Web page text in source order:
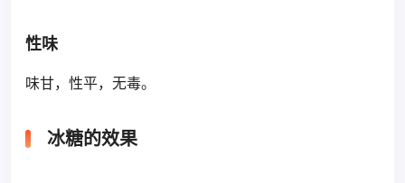
性味
味甘，性平，无毒。
冰糖的效果